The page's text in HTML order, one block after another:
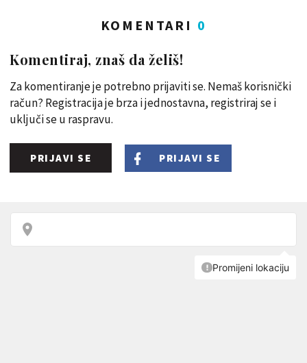
KOMENTARI 0
Komentiraj, znaš da želiš!
Za komentiranje je potrebno prijaviti se. Nemaš korisnički
račun? Registracija je brza i jednostavna, registriraj se i
uključi se u raspravu.
PRIJAVI SE PRIJAVI SE